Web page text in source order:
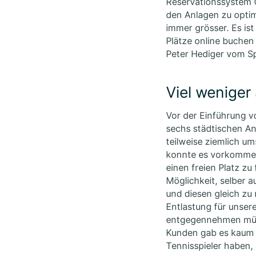
den Anlagen zu
immer grösser. Es
Plätze online
Peter Hediger vom
Viel
Vor der Einführung
sechs städtischen
teilweise ziemlich
konnte es
einen freien Platz
Möglichkeit, selber
und diesen gleich zu
Entlastung für
entgegennehmen
Kunden gab es
Tennisspieler